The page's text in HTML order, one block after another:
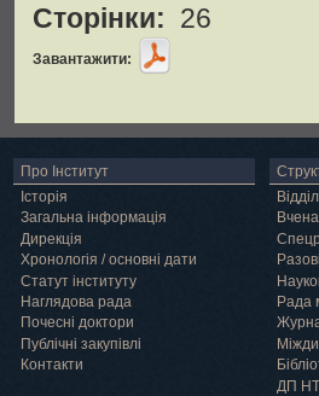
Сторінки: 26
Завантажити:
Про Інститут
Історія
Загальна інформація
Дирекція
Хронологія / основні дати
Статут інституту
Наглядова рада
Почесні доктори
Публічні закупівлі
Контакти
Рада
ДП